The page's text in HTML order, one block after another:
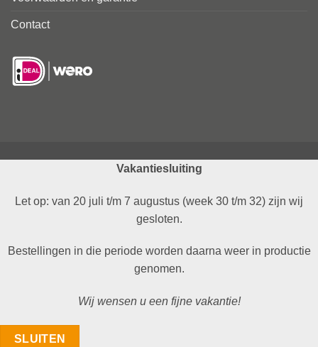
Contact
Vakantiesluiting
Let op: van 20 juli t/m 7 augustus (week 30 t/m 32) zijn wij
gesloten.
Bestellingen in die periode worden daarna weer in productie
genomen.
Wij wensen u een fijne vakantie!
SLUITEN